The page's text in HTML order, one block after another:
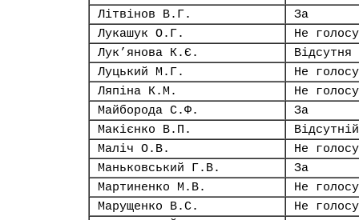
Літвінов В.Г.
За
Лукашук О.Г.
Не
Лук’янова К.Є.
Відсутня
Луцький М.Г.
Не
Ляпіна К.М.
Не
Майборода С.Ф.
За
Макієнко В.П.
Відсутній
Маліч О.В.
Не
Маньковський Г.В.
За
Мартиненко М.В.
Не
Марущенко В.С.
Не